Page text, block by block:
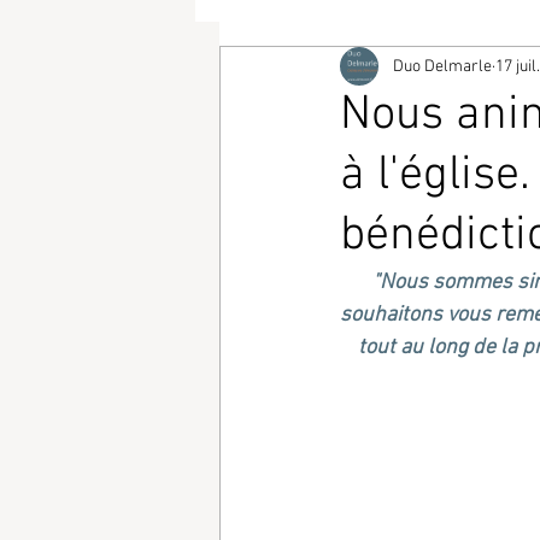
Nous
à
Duo Delmarle 17
"Nous sommes
souhaitons vous
tout au long de la